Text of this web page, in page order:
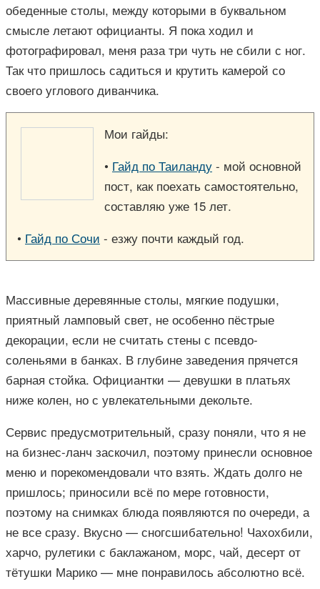
обеденные столы, между которыми в буквальном
смысле летают официанты. Я пока ходил и
фотографировал, меня раза три чуть не сбили с ног.
Так что пришлось садиться и крутить камерой со
своего углового диванчика.
Мои гайды:
• Гайд по Таиланду - мой основной
пост, как поехать самостоятельно,
составляю уже 15 лет.
• Гайд по Сочи - езжу почти каждый год.
Массивные деревянные столы, мягкие подушки,
приятный ламповый свет, не особенно пёстрые
декорации, если не считать стены с псевдо-
соленьями в банках. В глубине заведения прячется
барная стойка. Официантки — девушки в платьях
ниже колен, но с увлекательными декольте.
Сервис предусмотрительный, сразу поняли, что я не
на бизнес-ланч заскочил, поэтому принесли основное
меню и порекомендовали что взять. Ждать долго не
пришлось; приносили всё по мере готовности,
поэтому на снимках блюда появляются по очереди, а
не все сразу. Вкусно — сногсшибательно! Чахохбили,
харчо, рулетики с баклажаном, морс, чай, десерт от
тётушки Марико — мне понравилось абсолютно всё.